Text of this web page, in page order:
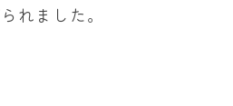
れました。